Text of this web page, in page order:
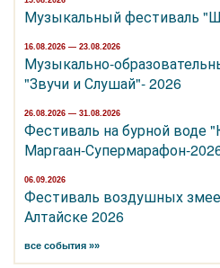
Музыкальный фестиваль
16.08.2026 — 23.08.2026
Музыкально-
"Звучи и Слушай"- 2026
26.08.2026 — 31.08.2026
Фестиваль на бурной воде
Маргаан-Супермарафон-
06.09.2026
Фестиваль воздушных
Алтайске 2026
все события »»